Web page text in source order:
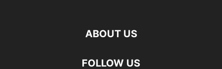
ABOUT US
FOLLOW US